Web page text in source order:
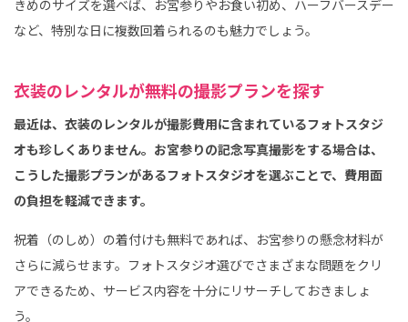
きめのサイズを選べば、お宮参りやお食い初め、ハーフバースデー
など、特別な日に複数回着られるのも魅力でしょう。
衣装のレンタルが無料の撮影プランを探す
最近は、衣装のレンタルが撮影費用に含まれているフォトスタジ
オも珍しくありません。お宮参りの記念写真撮影をする場合は、
こうした撮影プランがあるフォトスタジオを選ぶことで、費用面
の負担を軽減できます。
祝着（のしめ）の着付けも無料であれば、お宮参りの懸念材料が
さらに減らせます。フォトスタジオ選びでさまざまな問題をクリ
アできるため、サービス内容を十分にリサーチしておきましょ
う。